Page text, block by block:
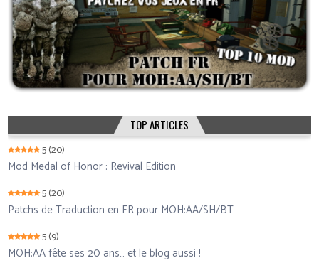
TOP ARTICLES
5(20)
Mod Medal of Honor : Revival Edition
5(20)
Patchs de Traduction en FR pour MOH:AA/SH/BT
5(9)
MOH:AA fête ses 20 ans… et le blog aussi !